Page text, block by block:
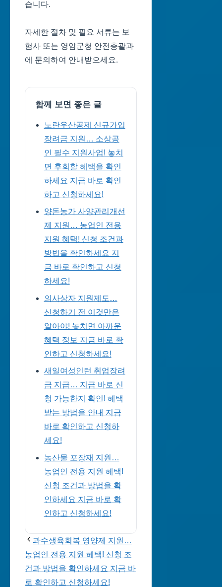
습니다.
자세한 절차 및 필요 서류는 보
험사 또는 영암군청 안전총괄과
에 문의하여 안내받으세요.
함께 보면 좋은 글
노란우산공제 신규가입
장려금 지원… 소상공
인 필수 지원사업! 놓치
면 후회할 혜택을 확인
하세요 지금 바로 확인
하고 신청하세요!
양돈농가 사양관리개선
제 지원… 농업인 전용
지원 혜택! 신청 조건과
방법을 확인하세요 지
금 바로 확인하고 신청
하세요!
의사상자 지원제도…
신청하기 전 이것만은
알아야! 놓치면 아까운
혜택 정보 지금 바로 확
인하고 신청하세요!
새일여성인턴 취업장려
금 지급… 지금 바로 신
청 가능한지 확인! 혜택
받는 방법을 안내 지금
바로 확인하고 신청하
세요!
농산물 포장재 지원…
농업인 전용 지원 혜택!
신청 조건과 방법을 확
인하세요 지금 바로 확
인하고 신청하세요!
과수생육회복 영양제 지원…
농업인 전용 지원 혜택! 신청 조
건과 방법을 확인하세요 지금 바
로 확인하고 신청하세요!